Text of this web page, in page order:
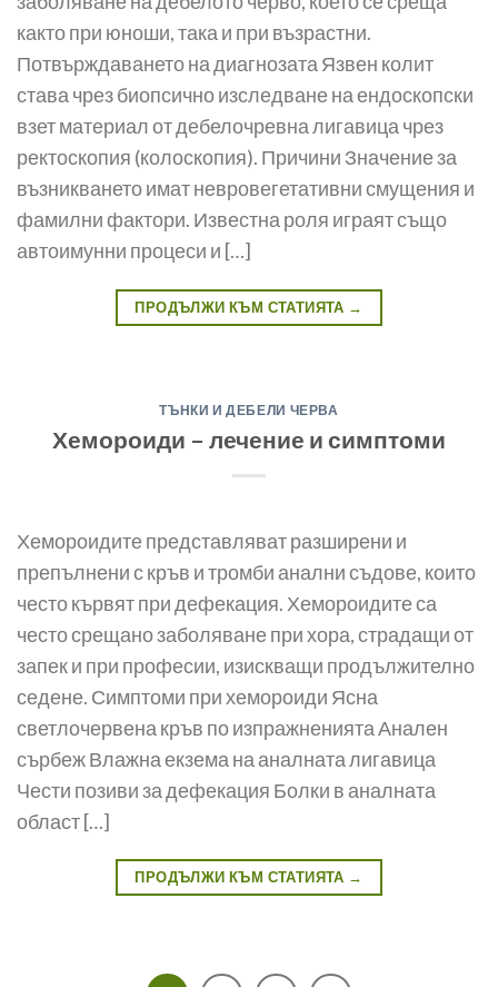
както при юноши, така и при въз­растни.
Потвърждаването на диагнозата Язвен колит
става чрез биопсично изследване на ендоскопски
взет материал от дебелочревна лигавица чрез
ректоскопия (колоскопия). Причини Значение за
възникването имат невровегетативни смущения и
фамилни фактори. Известна роля играят също
автоимунни процеси и […]
ПРОДЪЛЖИ КЪМ СТАТИЯТА →
ТЪНКИ И ДЕБЕЛИ ЧЕРВА
Хемороиди – лечение и симптоми
Хемороидите представляват разширени и
препълнени с кръв и тромби анални съдове, които
често кървят при дефекация. Хемороидите са
често срещано заболяване при хора, страдащи от
запек и при професии, изискващи продължително
седене. Симптоми при хемороиди Ясна
светлочервена кръв по изпражненията Анален
сърбеж Влажна екзема на аналната лигавица
Чести позиви за дефекация Болки в аналната
област […]
ПРОДЪЛЖИ КЪМ СТАТИЯТА →